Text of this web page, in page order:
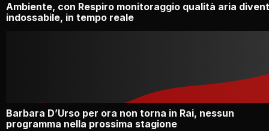
Ambiente, con Respiro monitoraggio qualità aria
indossabile, in tempo reale
Barbara D’Urso per ora non torna in Rai, nessun
programma nella prossima stagione